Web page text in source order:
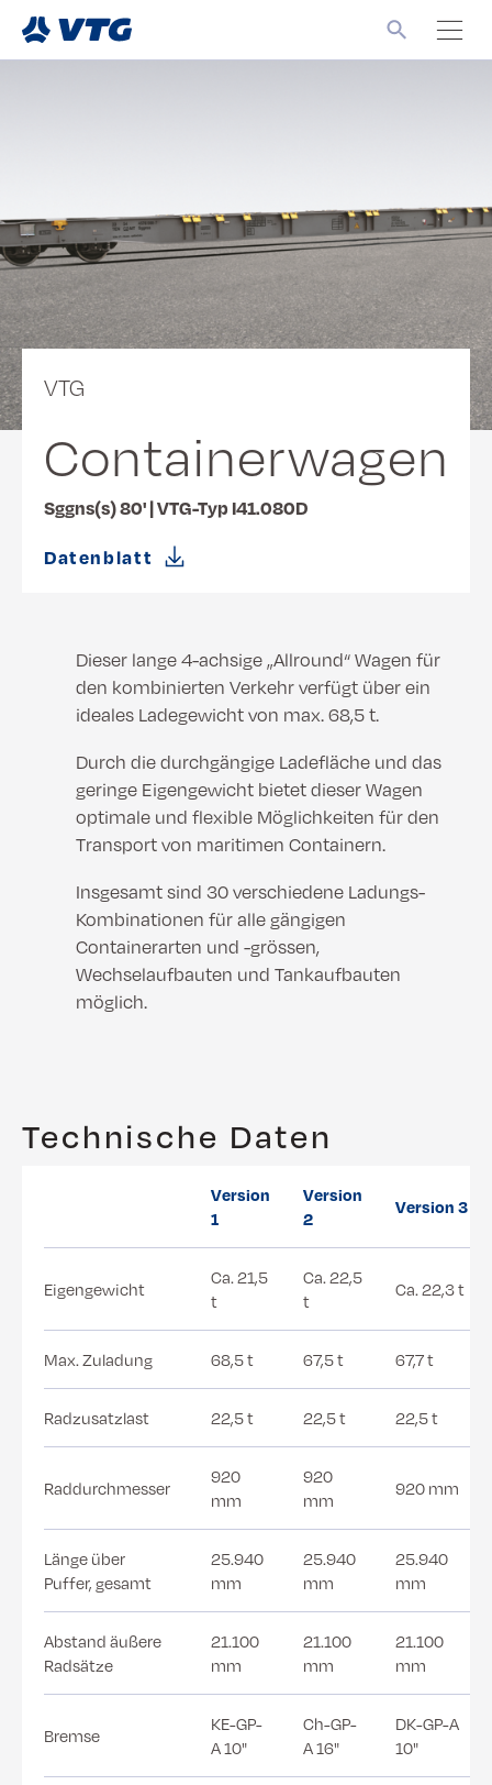
VTG
Containerwagen
Sggns(s) 80' | VTG-Typ I41.080D
Datenblatt
Dieser lange 4-achsige „Allround“ Wagen für
den kombinierten Verkehr verfügt über ein
ideales Ladegewicht von max. 68,5 t.
Durch die durchgängige Ladefläche und das
geringe Eigengewicht bietet dieser Wagen
optimale und flexible Möglichkeiten für den
Transport von maritimen Containern.
Insgesamt sind 30 verschiedene Ladungs-
Kombinationen für alle gängigen
Containerarten und -grössen,
Wechselaufbauten und Tankaufbauten
möglich.
Technische Daten
Version
1
Version
2
Version 3
Eigengewicht
Ca. 21,5
t
Ca. 22,5
t
Ca. 22,3 t
Max. Zuladung 68,5 t 67,5 t 67,7 t
Radzusatzlast 22,5 t 22,5 t 22,5 t
Raddurchmesser
920
mm
920
mm
920 mm
Länge über
Puffer, gesamt
25.940
mm
25.940
mm
25.940
mm
Abstand äußere
Radsätze
21.100
mm
21.100
mm
21.100
mm
Bremse
KE-GP-
A 10"
Ch-GP-
A 16"
DK-GP-A
10"